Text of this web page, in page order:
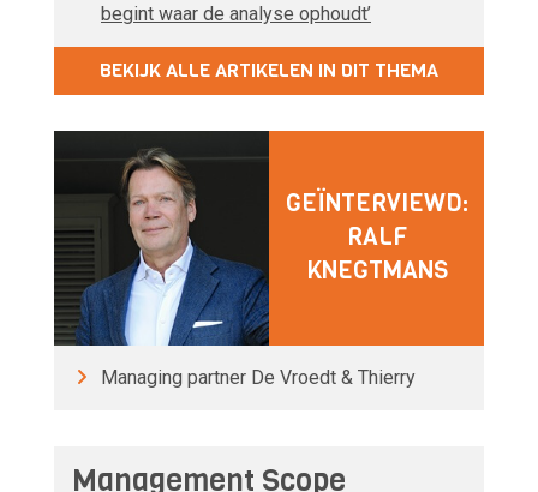
begint waar de analyse ophoudt’
BEKIJK ALLE ARTIKELEN IN DIT THEMA
GEÏNTERVIEWD:
RALF
KNEGTMANS
Managing partner De Vroedt & Thierry
Management Scope